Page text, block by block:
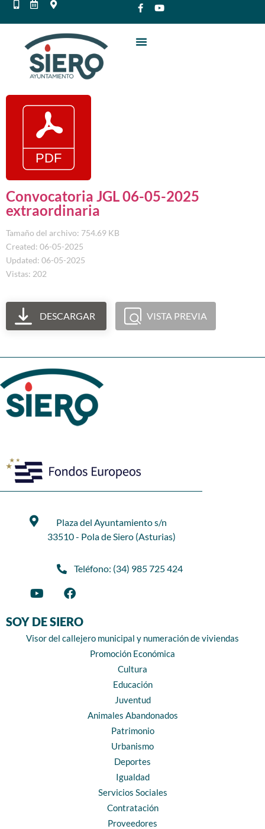
Convocatoria JGL 06-05-2025
extraordinaria
Tamaño del archivo: 754.69 KB
Created: 06-05-2025
Updated: 06-05-2025
Vistas: 202
DESCARGAR VISTA PREVIA
Plaza del Ayuntamiento s/n
33510 - Pola de Siero (Asturias)
Teléfono: (34) 985 725 424
SOY DE SIERO
Visor del callejero municipal y numeración de viviendas
Promoción Económica
Cultura
Educación
Juventud
Animales Abandonados
Patrimonio
Urbanismo
Deportes
Igualdad
Servicios Sociales
Contratación
Proveedores